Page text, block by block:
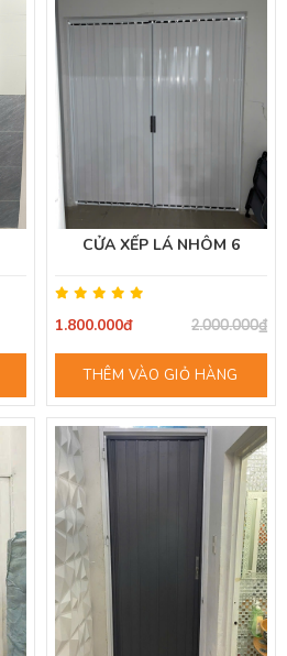
CỬA XẾP LÁ NHÔM 6
1.800.000đ 2.000.000₫
THÊM VÀO GIỎ HÀNG